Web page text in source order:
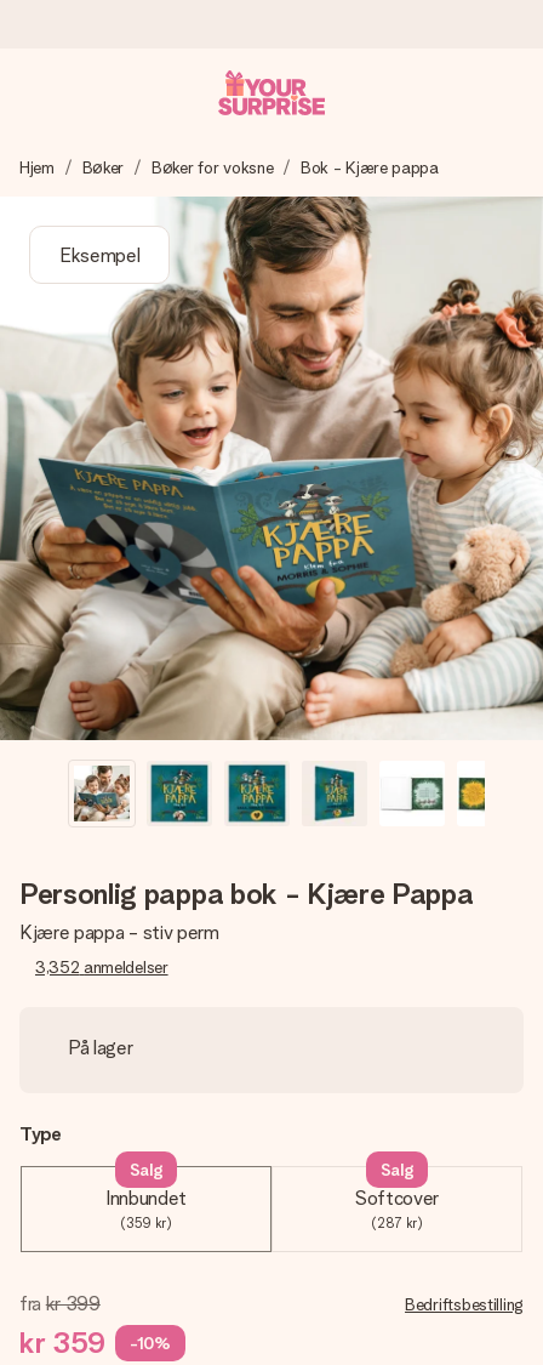
Vi lager dine gaver med omtanke og sender den avgårde så
raskt som mulig - slik at du kan gi gaven i tide, når den betyr
4,5 (basert på +15 000 anmeldelser)
Gavene våre inspirerer. Kundene gir oss 4,5 på Google
Reviews.
Gratis kort med hilsen
Lag noe unikt med bare noen få steg - med hennes navn,
et bilde av dere eller en beskjed som virkelig berører
hjertet. Ikke noe tull, bare masse kjærlighet i øyeblikket.
Hjem Bøker Bøker for voksne Bok - Kjære pappa
Eksempel
Personlig pappa bok - Kjære Pappa
Kjære pappa - stiv perm
3,352 anmeldelser
På lager
Type
Innbundet
(359 kr)
Salg
Softcover
(287 kr)
Salg
fra kr 399
kr 359 -10%
Bedriftsbestilling